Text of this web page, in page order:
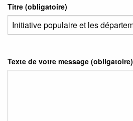
Titre (obligatoire)
Texte de votre message (obligatoire)